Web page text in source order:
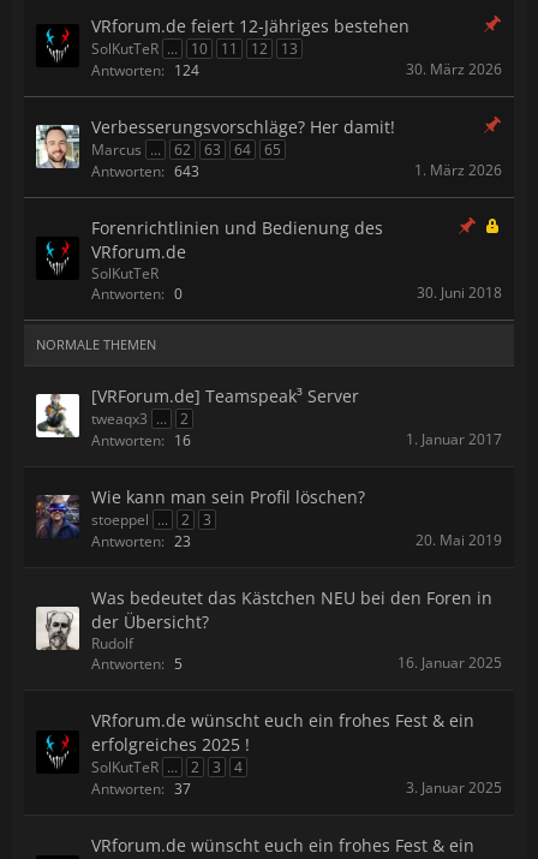
VRforum.de feiert 12-Jähriges bestehen
SolKutTeR ... 10 11 12
13
Antworten: 124 30. März 2026
Verbesserungsvorschläge? Her damit!
Marcus ... 62 63 64
65
Antworten: 643 1. März 2026
Forenrichtlinien und Bedienung des
VRforum.de
SolKutTeR
Antworten: 0 30. Juni 2018
NORMALE THEMEN
[VRForum.de] Teamspeak³ Server
tweaqx3 ...
2
Antworten: 16 1. Januar 2017
Wie kann man sein Profil löschen?
stoeppel ... 2
3
Antworten: 23 20. Mai 2019
Was bedeutet das Kästchen NEU bei den Foren in
der Übersicht?
Rudolf
Antworten: 5 16. Januar 2025
VRforum.de wünscht euch ein frohes Fest & ein
erfolgreiches 2025 !
SolKutTeR ... 2 3
4
Antworten: 37 3. Januar 2025
VRforum.de wünscht euch ein frohes Fest & ein